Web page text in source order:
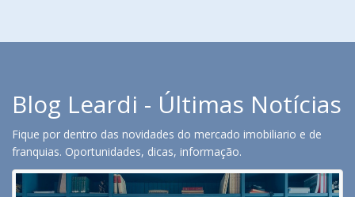
Blog Leardi - Últimas Notícias
Fique por dentro das novidades do mercado imobiliario e de
franquias. Oportunidades, dicas, informação.